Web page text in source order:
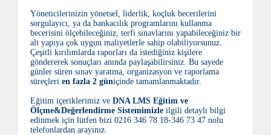
Yöneticilerinizin yönetsel, liderlik, koçluk becerilerini
sorgulayıcı, ya da bankacılık programlarını kullanma
becerisini ölçebileceğiniz, terfi sınavlarını yapabileceğiniz bir
alt yapıya çok uygun maliyetlerle sahip olabiliyorsunuz.
Çeşitli kırılımlarda raporları da istediğiniz kişilere
göndererek sonuçları anında paylaşabilirsiniz. Bu sayede
günler süren sınav yaratma, organizasyon ve raporlama
süreçleri en fazla 2 güniçinde tamamlanmaktadır.
Eğitim içeriklerimiz ve DNA LMS Eğitim ve
Ölçme&Değerlendirme Sistemimizle ilgili detaylı bilgi
edinmek için lütfen bizi 0216 346 78 18-346 73 47 nolu
telefonlardan arayınız.